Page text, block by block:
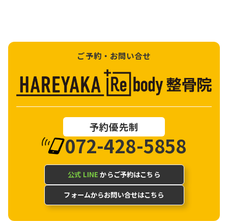
ご予約・お問い合せ
予約優先制
072-428-5858
公式 LINE からご予約はこちら
フォームからお問い合せはこちら